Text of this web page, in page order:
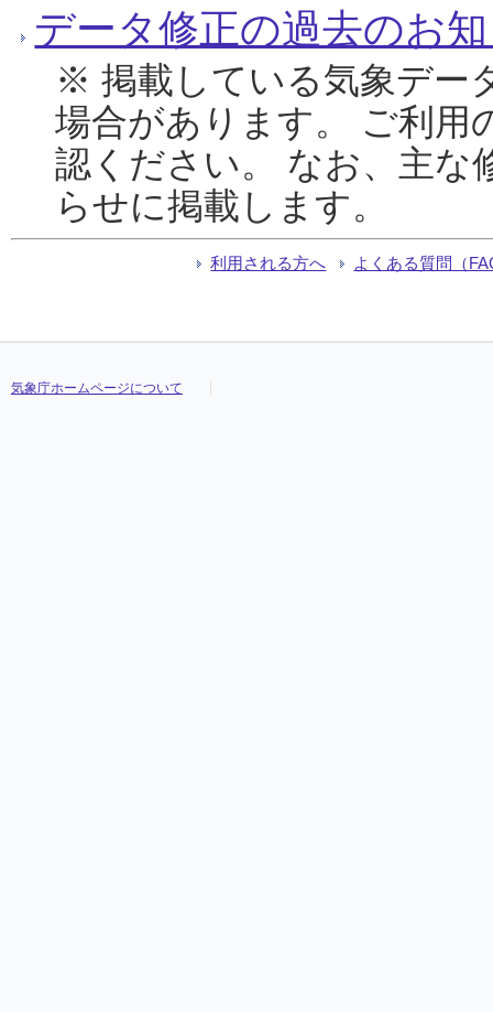
データ修正の過去のお
※ 掲載している気象デー
場合があります。 ご利用
認ください。 なお、主な
らせに掲載します。
利用される方へ よくある質問（
気象庁ホームページについて